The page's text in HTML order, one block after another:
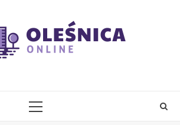
PRIMARY